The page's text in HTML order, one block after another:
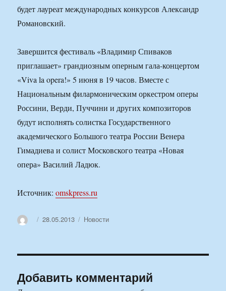
будет лауреат международных конкурсов Александр
Романовский.
Завершится фестиваль «Владимир Спиваков
приглашает» грандиозным оперным гала-концертом
«Viva la opera!» 5 июня в 19 часов. Вместе с
Национальным филармоническим оркестром оперы
Россини, Верди, Пуччини и других композиторов
будут исполнять солистка Государственного
академического Большого театра России Венера
Гимадиева и солист Московского театра «Новая
опера» Василий Ладюк.
Источник:omskpress.ru
АвторОпубликовано
28.05.2013 Рубрики
Новости
Добавить комментарий